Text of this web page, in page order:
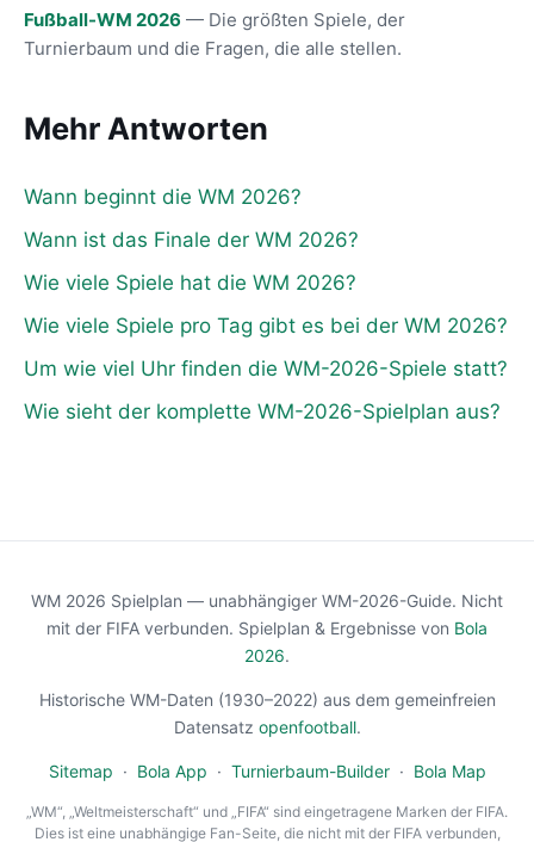
Fußball-WM 2026 — Die größten Spiele, der
Turnierbaum und die Fragen, die alle stellen.
Mehr Antworten
Wann beginnt die WM 2026?
Wann ist das Finale der WM 2026?
Wie viele Spiele hat die WM 2026?
Wie viele Spiele pro Tag gibt es bei der WM 2026?
Um wie viel Uhr finden die WM-2026-Spiele statt?
Wie sieht der komplette WM-2026-Spielplan aus?
WM 2026 Spielplan — unabhängiger WM-2026-Guide. Nicht
mit der FIFA verbunden. Spielplan & Ergebnisse von Bola
2026.
Historische WM-Daten (1930–2022) aus dem gemeinfreien
Datensatz openfootball.
Sitemap · Bola App · Turnierbaum-Builder · Bola Map
„WM“, „Weltmeisterschaft“ und „FIFA“ sind eingetragene Marken der FIFA.
Dies ist eine unabhängige Fan-Seite, die nicht mit der FIFA verbunden,